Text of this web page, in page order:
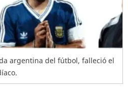
argentina del fútbol, falleció el